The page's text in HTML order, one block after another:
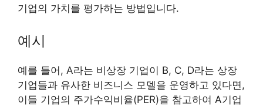
기업의 가치를 평가하는 방법입니다.
예시
예를 들어, A라는 비상장 기업이 B, C, D라는 상장
기업들과 유사한 비즈니스 모델을 운영하고 있다면,
이들 기업의 주가수익비율(PER)을 참고하여 A기업